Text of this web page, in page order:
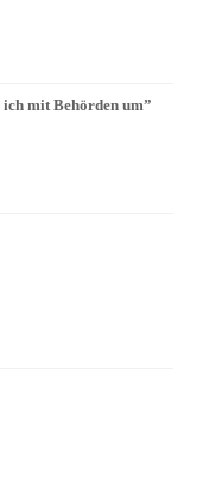
mit Behörden um”